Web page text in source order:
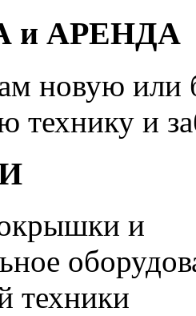
и АРЕНДА
новую или
технику и
и
техники